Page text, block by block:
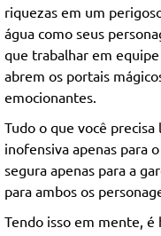
riquezas em um
água como seus
que trabalhar em
abrem os portais
emocionantes.
Tudo o que você
inofensiva apenas para
segura apenas para a
para ambos os
Tendo isso em mente, é